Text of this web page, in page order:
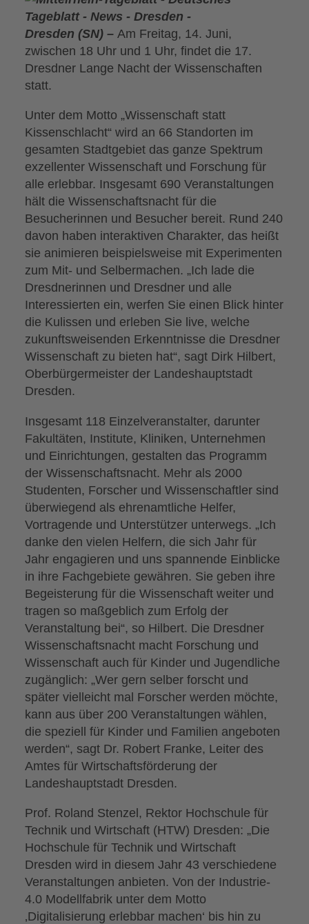
Dresden (SN) – Am Freitag, 14. Juni,
zwischen 18 Uhr und 1 Uhr, findet die 17.
Dresdner Lange Nacht der Wissenschaften
statt.
Unter dem Motto „Wissenschaft statt
Kissenschlacht“ wird an 66 Standorten im
gesamten Stadtgebiet das ganze Spektrum
exzellenter Wissenschaft und Forschung für
alle erlebbar. Insgesamt 690 Veranstaltungen
hält die Wissenschaftsnacht für die
Besucherinnen und Besucher bereit. Rund 240
davon haben interaktiven Charakter, das heißt
sie animieren beispielsweise mit Experimenten
zum Mit- und Selbermachen. „Ich lade die
Dresdnerinnen und Dresdner und alle
Interessierten ein, werfen Sie einen Blick hinter
die Kulissen und erleben Sie live, welche
zukunftsweisenden Erkenntnisse die Dresdner
Wissenschaft zu bieten hat“, sagt Dirk Hilbert,
Oberbürgermeister der Landeshauptstadt
Dresden.
Insgesamt 118 Einzelveranstalter, darunter
Fakultäten, Institute, Kliniken, Unternehmen
und Einrichtungen, gestalten das Programm
der Wissenschaftsnacht. Mehr als 2000
Studenten, Forscher und Wissenschaftler sind
überwiegend als ehrenamtliche Helfer,
Vortragende und Unterstützer unterwegs. „Ich
danke den vielen Helfern, die sich Jahr für
Jahr engagieren und uns spannende Einblicke
in ihre Fachgebiete gewähren. Sie geben ihre
Begeisterung für die Wissenschaft weiter und
tragen so maßgeblich zum Erfolg der
Veranstaltung bei“, so Hilbert. Die Dresdner
Wissenschaftsnacht macht Forschung und
Wissenschaft auch für Kinder und Jugendliche
zugänglich: „Wer gern selber forscht und
später vielleicht mal Forscher werden möchte,
kann aus über 200 Veranstaltungen wählen,
die speziell für Kinder und Familien angeboten
werden“, sagt Dr. Robert Franke, Leiter des
Amtes für Wirtschaftsförderung der
Landeshauptstadt Dresden.
Prof. Roland Stenzel, Rektor Hochschule für
Technik und Wirtschaft (HTW) Dresden: „Die
Hochschule für Technik und Wirtschaft
Dresden wird in diesem Jahr 43 verschiedene
Veranstaltungen anbieten. Von der Industrie-
4.0 Modellfabrik unter dem Motto
‚Digitalisierung erlebbar machen‘ bis hin zu